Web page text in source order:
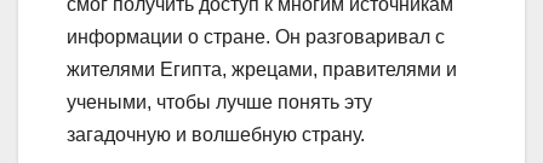
информации о стране. Он разговаривал с
жителями Египта, жрецами, правителями и
учеными, чтобы лучше понять эту
загадочную и волшебную страну.